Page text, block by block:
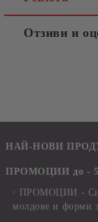
Отзиви и
НАЙ-НОВИ
ПРОМОЦИИ до -
ПРОМОЦИИ -
молдове и форми